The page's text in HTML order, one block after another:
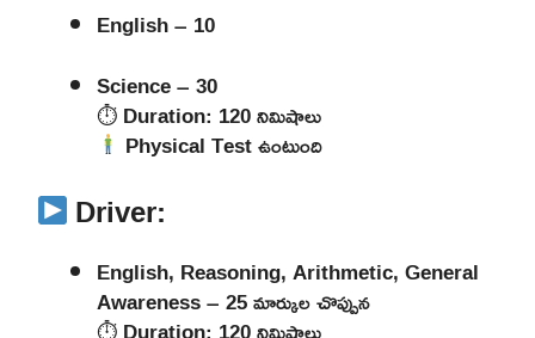
English – 10
Science – 30
⏱ Duration: 120 నిమిషాలు
Physical Test ఉంటుంది
Driver:
English, Reasoning, Arithmetic, General
Awareness – 25 మార్కుల చొప్పున